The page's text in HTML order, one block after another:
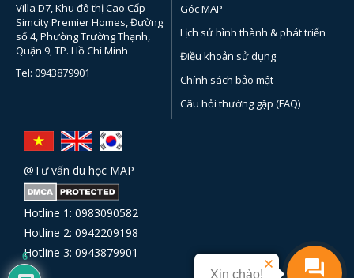
Villa D7, Khu đô thị Cao Cấp
Simcity Premier Homes, Đường
số 4, Phường Trường Thạnh,
Quận 9, TP. Hồ Chí Minh
Tel: 0943879901
Góc MAP
Lịch sử hình thành & phát triển
Điều khoản sử dụng
Chính sách bảo mật
Câu hỏi thường gặp (FAQ)
@Tư vấn du học MAP
Hotline 1: 0983090582
Hotline 2: 0942209198
Hotline 3: 0943879901
Xin chào!
6